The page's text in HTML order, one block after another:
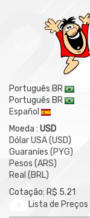
Português BR
Português BR
Español
Moeda : USD
Dólar USA (USD)
Guaraníes (PYG)
Pesos (ARS)
Real (BRL)
Cotação: R$ 5.21
Lista de Preços